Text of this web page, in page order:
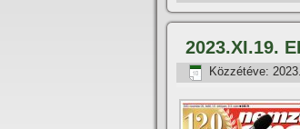
2023.XI.19.
Közzétéve: